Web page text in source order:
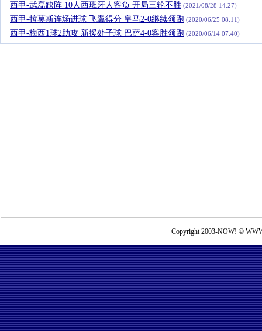
西甲-武磊缺阵 10人西班牙人客负 开局三轮不胜 (2021/08/28 14:27)
西甲-拉莫斯连场进球 飞翼得分 皇马2-0继续领跑 (2020/06/25 08:11)
西甲-梅西1球2助攻 新援处子球 巴萨4-0客胜领跑 (2020/06/14 07:40)
Copyright 2003-NOW! ©